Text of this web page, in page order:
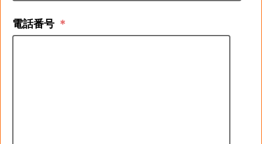
電話番号 ＊